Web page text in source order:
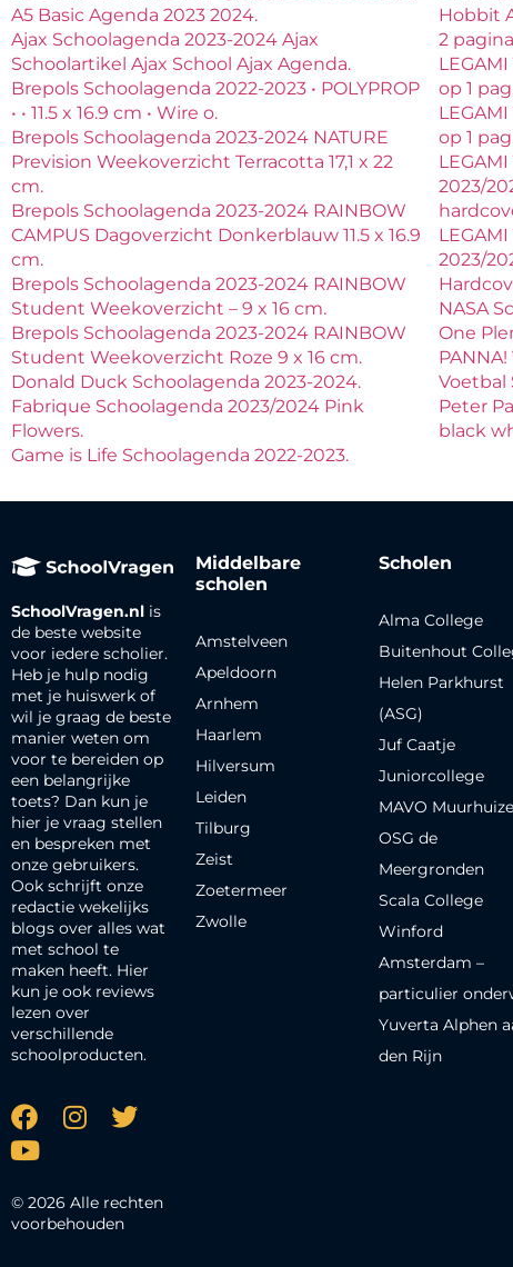
A5 Basic Agenda 2023 2024.
Ajax Schoolagenda 2023-2024 Ajax
Schoolartikel Ajax School Ajax Agenda.
Brepols Schoolagenda 2022-2023 • POLYPROP
• • 11.5 x 16.9 cm • Wire o.
Brepols Schoolagenda 2023-2024 NATURE
Prevision Weekoverzicht Terracotta 17,1 x 22
cm.
Brepols Schoolagenda 2023-2024 RAINBOW
CAMPUS Dagoverzicht Donkerblauw 11.5 x 16.9
cm.
Brepols Schoolagenda 2023-2024 RAINBOW
Student Weekoverzicht – 9 x 16 cm.
Brepols Schoolagenda 2023-2024 RAINBOW
Student Weekoverzicht Roze 9 x 16 cm.
Donald Duck Schoolagenda 2023-2024.
Fabrique Schoolagenda 2023/2024 Pink
Flowers.
Game is Life Schoolagenda 2022-2023.
Hobbit
2
op 1
op 1
2023/
2023/
NASA
One
Voetbal
Peter
black
SchoolVragen.nl is
de beste website
voor iedere scholier.
Heb je hulp nodig
met je huiswerk of
wil je graag de beste
manier weten om
voor te bereiden op
een belangrijke
toets? Dan kun je
hier je vraag stellen
en bespreken met
onze gebruikers.
Ook schrijft onze
redactie wekelijks
blogs over alles wat
met school te
maken heeft. Hier
kun je ook reviews
lezen over
verschillende
schoolproducten.
© 2026 Alle rechten
voorbehouden
Middelbare
scholen
Amstelveen
Apeldoorn
Arnhem
Haarlem
Hilversum
Leiden
Tilburg
Zeist
Zoetermeer
Zwolle
Scholen
Alma College
Buitenhout
Helen Parkhurst
(ASG)
Juf Caatje
Juniorcollege
MAVO
OSG de
Meergronden
Scala College
Winford
Amsterdam –
particulier
Yuverta Alphen
den Rijn